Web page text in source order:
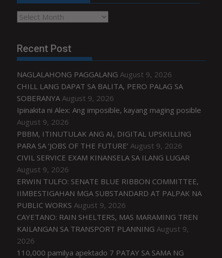
Archives
Recent Post
NAGLALAHONG PAGGALANG August 9, 2026
CHILL LANG DAPAT SA BALITA, PERO PALAG SA
SOBERANYA August 9, 2026
Ipinakita ni Alex: Ang imposible, kayang maging posible
August 9, 2026
PBBM, ITINUTULAK ANG AI, DIGITAL UPSKILLING
PARA SA ‘JOBS OF THE FUTURE’ August 9, 2026
CIVIL SERVICE EXAM KINANSELA SA ILANG LUGAR
August 9, 2026
ERWIN TULFO: SENATE BLUE RIBBON COMMITTEE,
IIMBESTIGAHAN MGA SUBSTANDARD AT PALPAK NA
PUBLIC WORKS August 9, 2026
CAYETANO: RAIN SHELTERS, MAS MARAMING TREN
KAILANGAN SA TRANSPORT PLANNING August 9,
2026
110,000 pamilya apektado 7 PATAY SA SAMA NG